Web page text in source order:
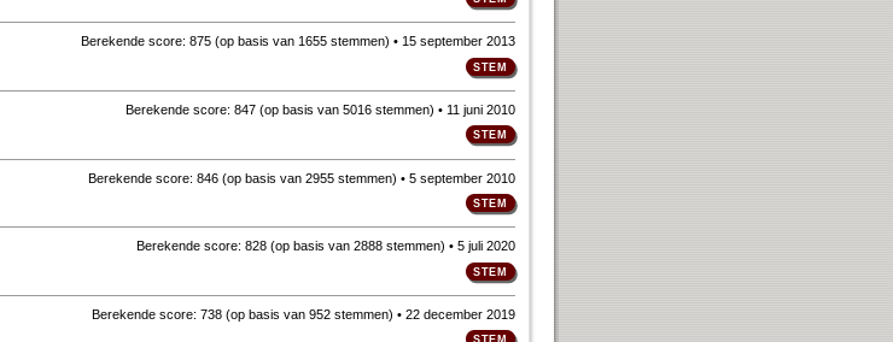
Berekende score: 875(op basis van 1655 stemmen) • 15 september 2013
Berekende score: 847(op basis van 5016 stemmen) • 11 juni 2010
Berekende score: 846(op basis van 2955 stemmen) • 5 september 2010
Berekende score: 828(op basis van 2888 stemmen) • 5 juli 2020
Berekende score: 738(op basis van 952 stemmen) • 22 december 2019